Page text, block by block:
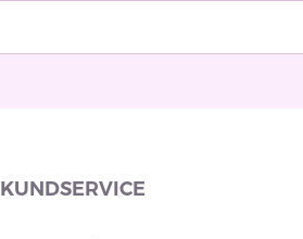
KUNDSERVICE